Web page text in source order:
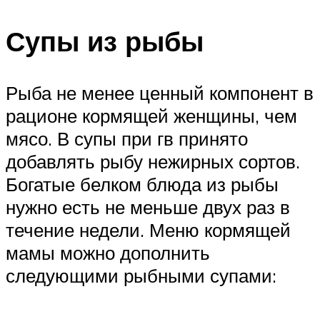
Супы из рыбы
Рыба не менее ценный компонент в
рационе кормящей женщины, чем
мясо. В супы при гв принято
добавлять рыбу нежирных сортов.
Богатые белком блюда из рыбы
нужно есть не меньше двух раз в
течение недели. Меню кормящей
мамы можно дополнить
следующими рыбными супами: